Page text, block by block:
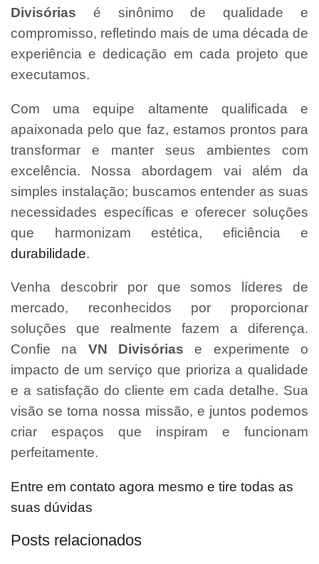
Divisórias é sinônimo de qualidade e
compromisso, refletindo mais de uma década de
experiência e dedicação em cada projeto que
executamos.
Com uma equipe altamente qualificada e
apaixonada pelo que faz, estamos prontos para
transformar e manter seus ambientes com
excelência. Nossa abordagem vai além da
simples instalação; buscamos entender as suas
necessidades específicas e oferecer soluções
que harmonizam estética, eficiência e
durabilidade.
Venha descobrir por que somos líderes de
mercado, reconhecidos por proporcionar
soluções que realmente fazem a diferença.
Confie na VN Divisórias e experimente o
impacto de um serviço que prioriza a qualidade
e a satisfação do cliente em cada detalhe. Sua
visão se torna nossa missão, e juntos podemos
criar espaços que inspiram e funcionam
perfeitamente.
Entre em contato agora mesmo e tire todas as
suas dúvidas
Posts relacionados